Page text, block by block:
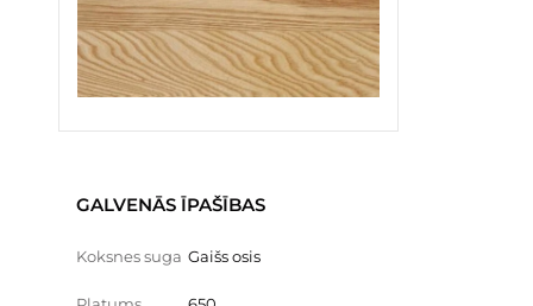
GALVENĀS ĪPAŠĪBAS
Koksnes suga Gaišs osis